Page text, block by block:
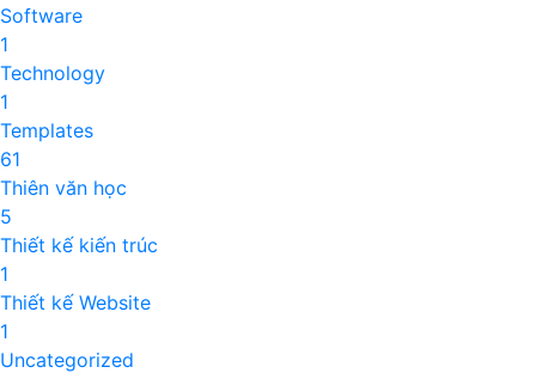
Software
1
Technology
1
Templates
61
Thiên văn học
5
Thiết kế kiến trúc
1
Thiết kế Website
1
Uncategorized